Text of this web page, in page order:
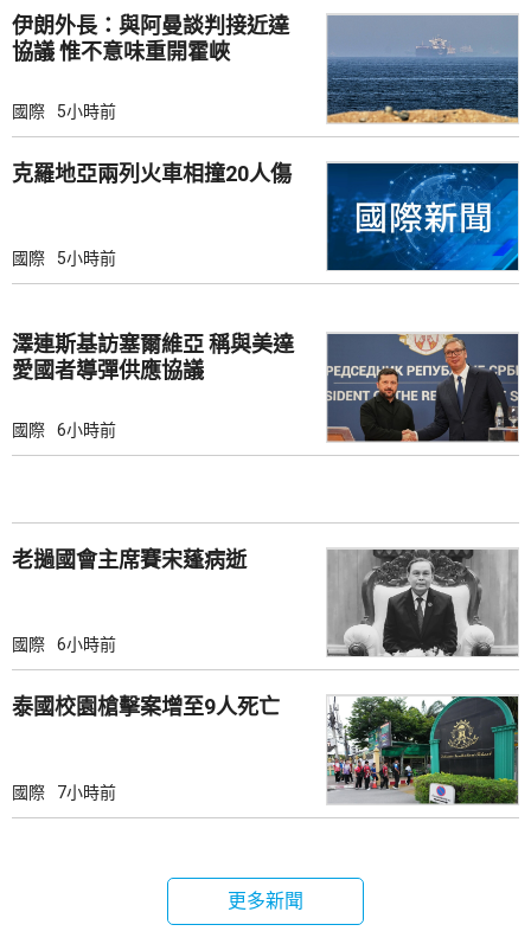
伊朗外長：與阿曼談判接近達
協議 惟不意味重開霍峽
國際 5小時前
克羅地亞兩列火車相撞20人傷
國際 5小時前
澤連斯基訪塞爾維亞 稱與美達
愛國者導彈供應協議
國際 6小時前
老撾國會主席賽宋蓬病逝
國際 6小時前
泰國校園槍擊案增至9人死亡
國際 7小時前
更多新聞